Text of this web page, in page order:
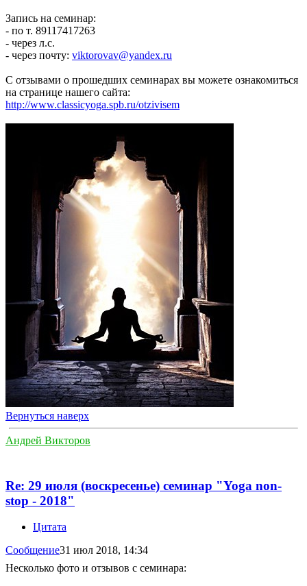
Запись на семинар:
- по т. 89117417263
- через л.с.
- через почту: viktorovav@yandex.ru
С отзывами о прошедших семинарах вы можете ознакомиться
на странице нашего сайта:
http://www.classicyoga.spb.ru/otzivisem
Вернуться наверх
Андрей Викторов
Re: 29 июля (воскресенье) семинар "Yoga non-
stop - 2018"
Цитата
Сообщение31 июл 2018, 14:34
Несколько фото и отзывов с семинара: